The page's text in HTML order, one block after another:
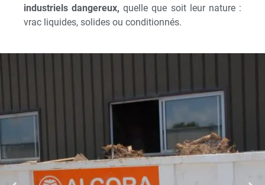
industriels dangereux, quelle que soit leur nature :
vrac liquides, solides ou conditionnés.